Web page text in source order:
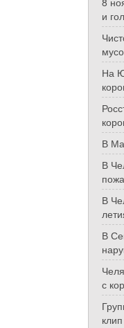
и
На
В
В
В
В
с